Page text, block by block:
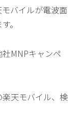
バイルが電波面
。
MNPキャンペ
天モバイル、検